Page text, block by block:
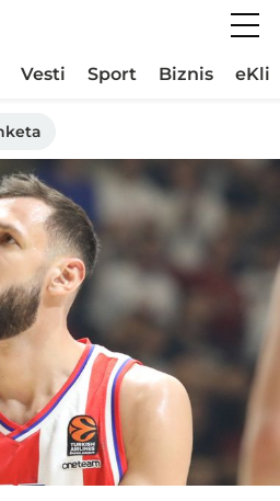
Vesti Sport Biznis